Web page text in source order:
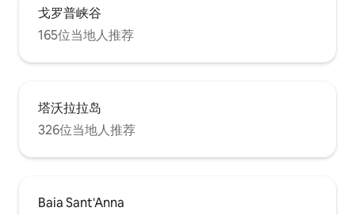
戈罗普峡谷
165位当地人推荐
塔沃拉拉岛
326位当地人推荐
Baia Sant'Anna